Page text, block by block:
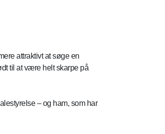
attraktivt at søge en
til at være helt skarpe på
– og ham, som har